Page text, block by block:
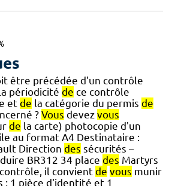
être précédée d'un contrôle
périodicité de ce contrôle
et de la catégorie du permis de
? Vous devez vous
de la carte) photocopie d'un
au format A4 Destinataire :
Direction des sécurités –
BR312 34 place des Martyrs
il convient de vous munir
: 1 pièce d'identité et 1